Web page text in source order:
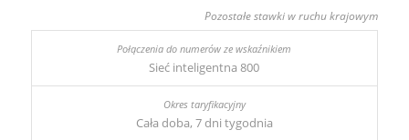
Pozostałe stawki w ruchu krajowym
Sieć inteligentna 800
Cała doba, 7 dni tygodnia